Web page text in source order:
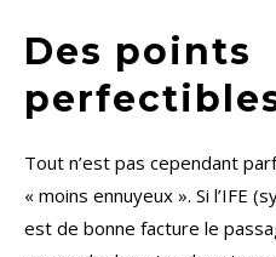
Des points
Tout n’est pas cependant
« moins ennuyeux ». Si l’IFE
est de bonne facture le